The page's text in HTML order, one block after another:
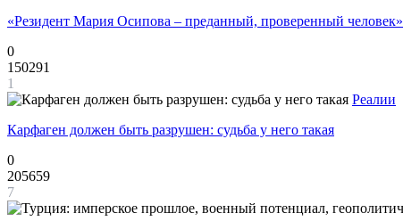
«Резидент Мария Осипова – преданный, проверенный человек»
0
150291
1
Реалии
Карфаген должен быть разрушен: судьба у него такая
0
205659
7